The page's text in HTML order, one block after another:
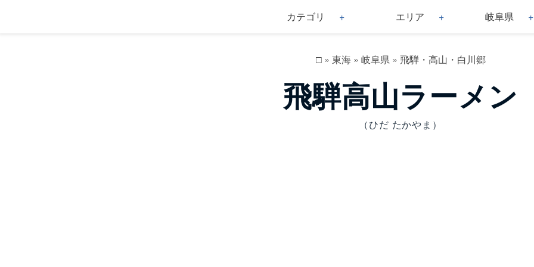
カテゴリ エリア 岐阜県
□» 東海» 岐阜県» 飛騨・高山・白川郷
飛騨高山ラーメン
（ひだ たかやま）